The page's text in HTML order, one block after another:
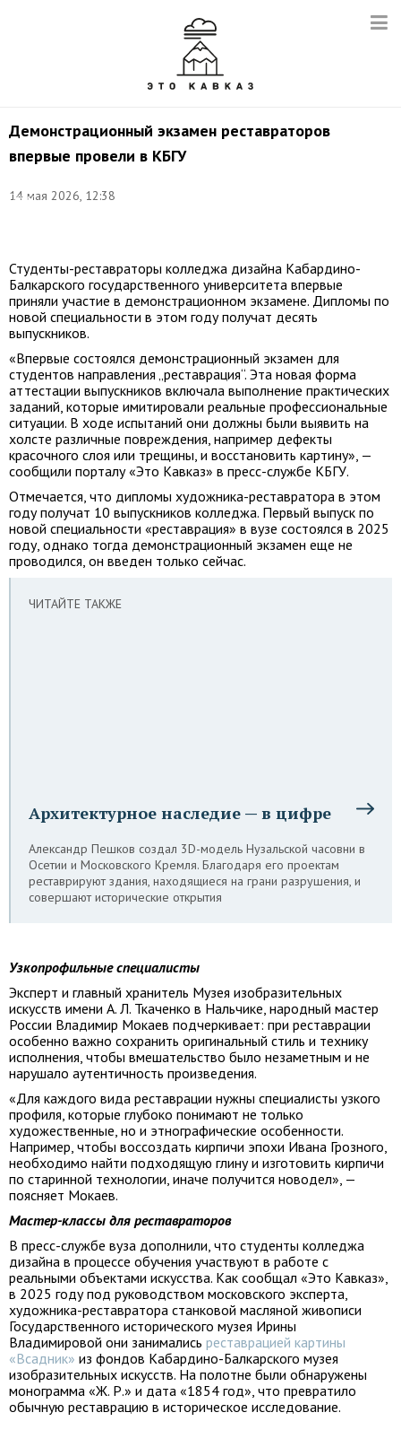
Демонстрационный экзамен реставраторов
впервые провели в КБГУ
14 мая 2026, 12:38
Пресс-
Студенты-реставраторы колледжа дизайна Кабардино-
Балкарского государственного университета впервые
приняли участие в демонстрационном экзамене. Дипломы по
новой специальности в этом году получат десять
выпускников.
«Впервые состоялся демонстрационный экзамен для
студентов направления „реставрация“. Эта новая форма
аттестации выпускников включала выполнение практических
заданий, которые имитировали реальные профессиональные
ситуации. В ходе испытаний они должны были выявить на
холсте различные повреждения, например дефекты
красочного слоя или трещины, и восстановить картину», —
сообщили порталу «Это Кавказ» в пресс-службе КБГУ.
Отмечается, что дипломы художника-реставратора в этом
году получат 10 выпускников колледжа. Первый выпуск по
новой специальности «реставрация» в вузе состоялся в 2025
году, однако тогда демонстрационный экзамен еще не
проводился, он введен только сейчас.
ЧИТАЙТЕ ТАКЖЕ
Архитектурное наследие — в цифре
Александр Пешков создал 3D-модель Нузальской часовни в
Осетии и Московского Кремля. Благодаря его проектам
реставрируют здания, находящиеся на грани разрушения, и
совершают исторические открытия
Узкопрофильные специалисты
Эксперт и главный хранитель Музея изобразительных
искусств имени А. Л. Ткаченко в Нальчике, народный мастер
России Владимир Мокаев подчеркивает: при реставрации
особенно важно сохранить оригинальный стиль и технику
исполнения, чтобы вмешательство было незаметным и не
нарушало аутентичность произведения.
«Для каждого вида реставрации нужны специалисты узкого
профиля, которые глубоко понимают не только
художественные, но и этнографические особенности.
Например, чтобы воссоздать кирпичи эпохи Ивана Грозного,
необходимо найти подходящую глину и изготовить кирпичи
по старинной технологии, иначе получится новодел», —
поясняет Мокаев.
Мастер-классы для реставраторов
В пресс-службе вуза дополнили, что студенты колледжа
дизайна в процессе обучения участвуют в работе с
реальными объектами искусства. Как сообщал «Это Кавказ»,
в 2025 году под руководством московского эксперта,
художника-реставратора станковой масляной живописи
Государственного исторического музея Ирины
Владимировой они занимались реставрацией картины
«Всадник» из фондов Кабардино-Балкарского музея
изобразительных искусств. На полотне были обнаружены
монограмма «Ж. Р.» и дата «1854 год», что превратило
обычную реставрацию в историческое исследование.